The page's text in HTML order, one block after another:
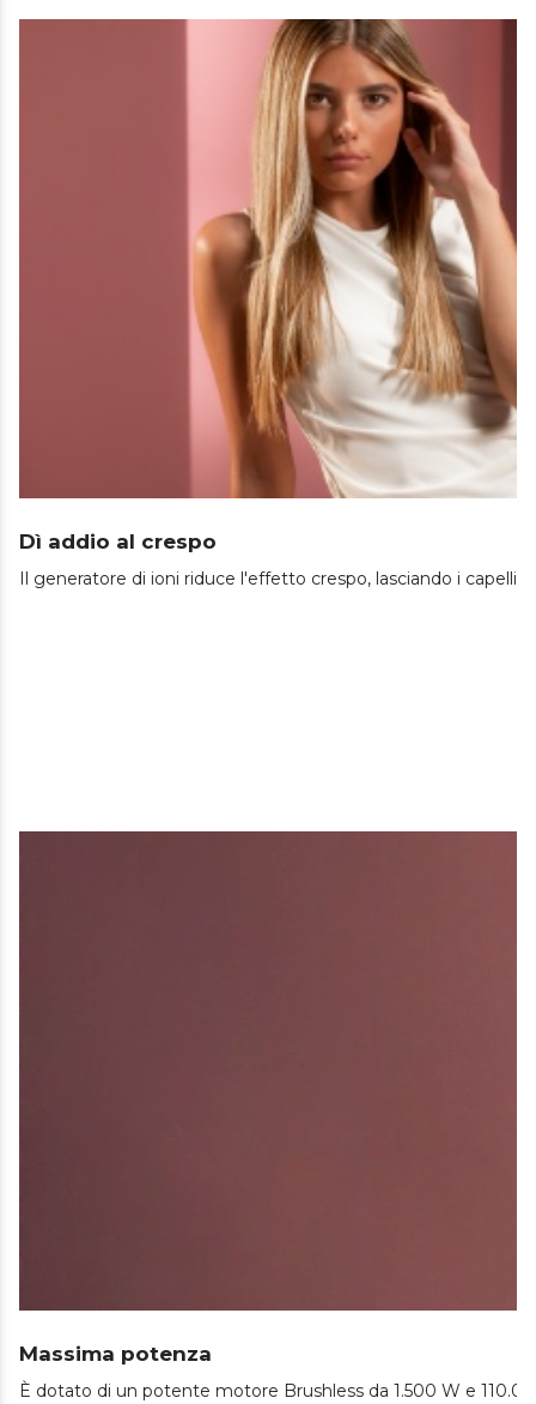
Dì addio al crespo
Il generatore di ioni riduce l'effetto crespo, lasciando i capelli
Massima potenza
È dotato di un potente motore Brushless da 1.500 W e